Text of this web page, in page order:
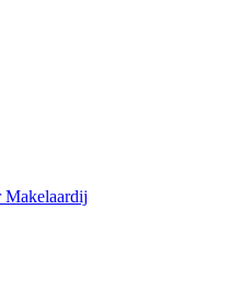
Makelaardij